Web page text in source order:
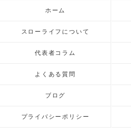
ホーム
スローライフについて
代表者コラム
よくある質問
ブログ
プライバシーポリシー